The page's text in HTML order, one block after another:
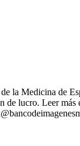
la Medicina de
lucro. Leer